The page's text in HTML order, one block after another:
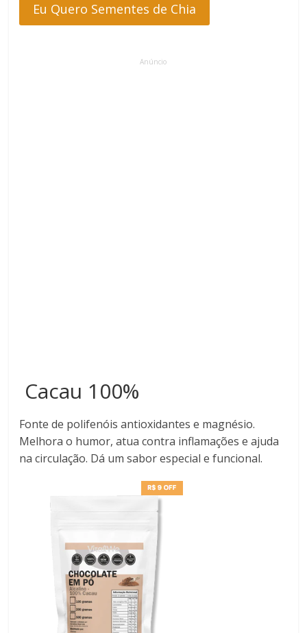
Eu Quero Sementes de Chia
Anúncio
Cacau 100%
Fonte de polifenóis antioxidantes e magnésio.
Melhora o humor, atua contra inflamações e ajuda
na circulação. Dá um sabor especial e funcional.